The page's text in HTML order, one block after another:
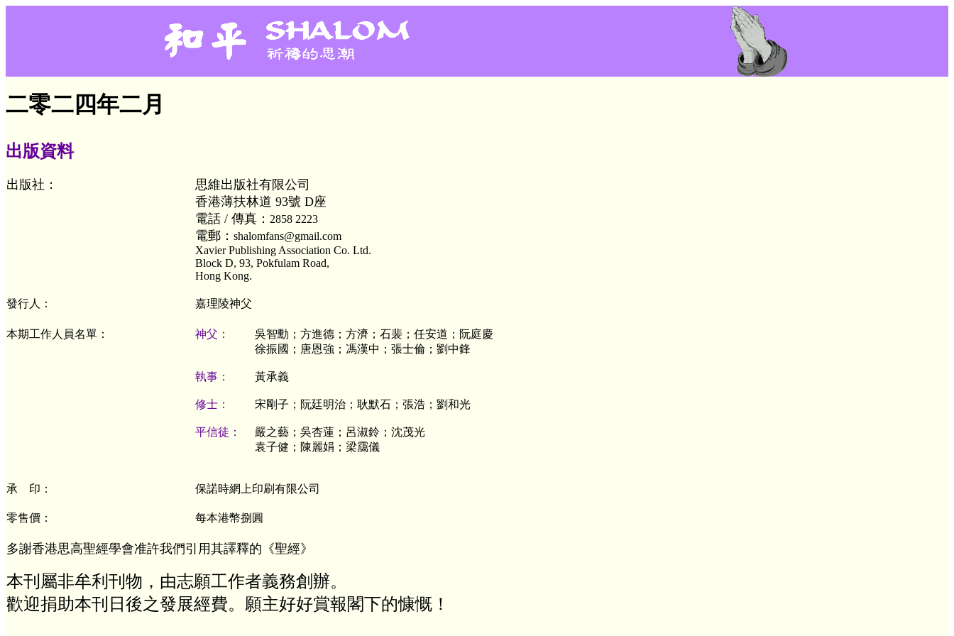
二零二四年二月
出版資料
出版社：
思維出版社有限公司
香港薄扶林道 93號 D座
電話 / 傳真： 2858 2223
電郵： shalomfans@gmail.com
Xavier Publishing Association Co. Ltd.
Block D, 93, Pokfulam Road,
Hong Kong.
發行人： 嘉理陵神父
本期工作人員名單： 神父：
吳智勳；方進德；方濟；石裴；任安道；阮庭慶
徐振國；唐恩強；馮漢中；張士倫；劉中鋒
執事： 黃承義
修士： 宋剛子；阮廷明治；耿默石；張浩；劉和光
平信徒：
嚴之藝；吳杏蓮；呂淑鈴；沈茂光
袁子健；陳麗娟；梁靄儀
承 印： 保諾時網上印刷有限公司
零售價： 每本港幣捌圓
多謝香港思高聖經學會准許我們引用其譯釋的《聖經》
本刊屬非牟利刊物，由志願工作者義務創辦。
歡迎捐助本刊日後之發展經費。願主好好賞報閣下的慷慨！